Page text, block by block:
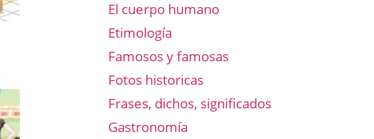
El cuerpo humano
Etimología
Famosos y famosas
Fotos historicas
Frases, dichos, significados
Gastronomía